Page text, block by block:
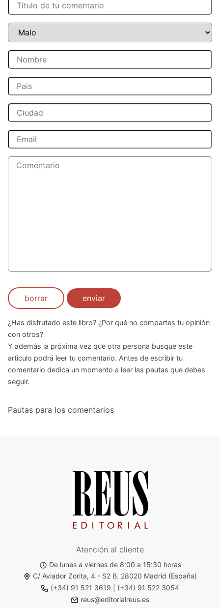
borrar enviar
¿Has disfrutado este libro? ¿Por qué no compartes tu opinión
con otros?
Y además la próxima vez que otra persona busque este
articulo podrá leer tu comentario. Antes de escribir tu
comentario dedica un momento a leer las pautas que debes
seguir.
Pautas para los comentarios
Atención al cliente
De lunes a viernes de 8:00 a 15:30 horas
C/ Aviador Zorita, 4 - S2 B. 28020 Madrid (España)
(+34) 91 521 3619
(+34) 91 522 3054
reus@editorialreus.es